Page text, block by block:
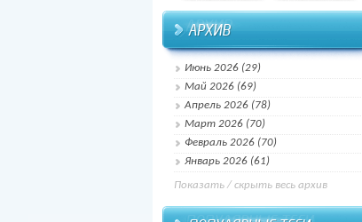
Июнь 2026 (29)
Май 2026 (69)
Апрель 2026 (78)
Март 2026 (70)
Февраль 2026 (70)
Январь 2026 (61)
Показать / скрыть весь архив